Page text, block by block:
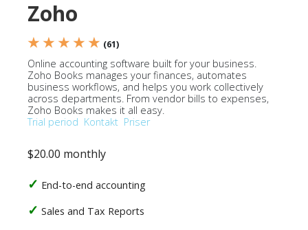
Zoho
★ ★ ★ ★ ★ (61)
Online accounting software built for your business.
Zoho Books manages your finances, automates
business workflows, and helps you work collectively
across departments. From vendor bills to expenses,
Zoho Books makes it all easy.
Trial period Kontakt Priser
$20.00 monthly
End-to-end accounting
Sales and Tax Reports